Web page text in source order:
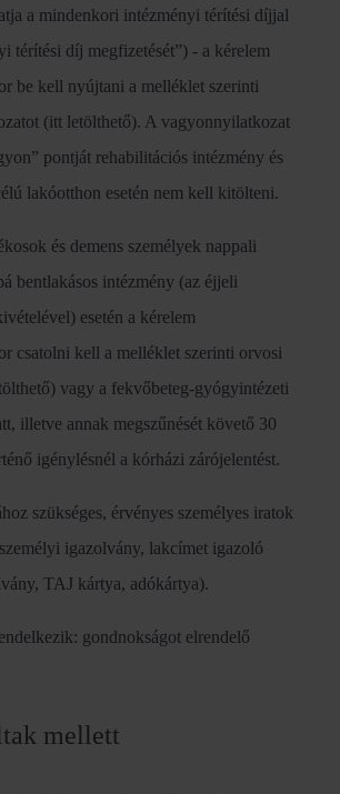
a mindenkori intézményi térítési díjjal
térítési díj megfizetését”) - a kérelem
be kell nyújtani a melléklet szerinti
(itt letölthető). A vagyonnyilatkozat
pontját rehabilitációs intézmény és
lakóotthon esetén nem kell kitölteni.
és demens személyek nappali
bentlakásos intézmény (az éjjeli
esetén a kérelem
csatolni kell a melléklet szerinti orvosi
vagy a fekvőbeteg-gyógyintézeti
illetve annak megszűnését követő 30
igénylésnél a kórházi zárójelentést.
szükséges, érvényes személyes iratok
igazolvány, lakcímet igazoló
TAJ kártya, adókártya).
gondnokságot elrendelő
mellett